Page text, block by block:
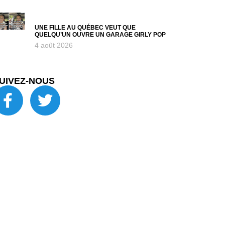
UNE FILLE AU QUÉBEC VEUT QUE
QUELQU’UN OUVRE UN GARAGE GIRLY POP
4 août 2026
NOUS